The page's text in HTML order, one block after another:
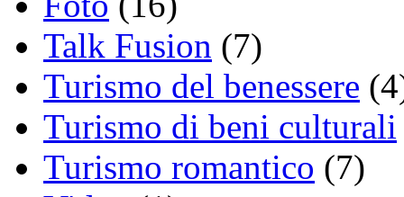
Talk Fusion (7)
Turismo del benessere
Turismo di beni culturali
Turismo romantico (7)